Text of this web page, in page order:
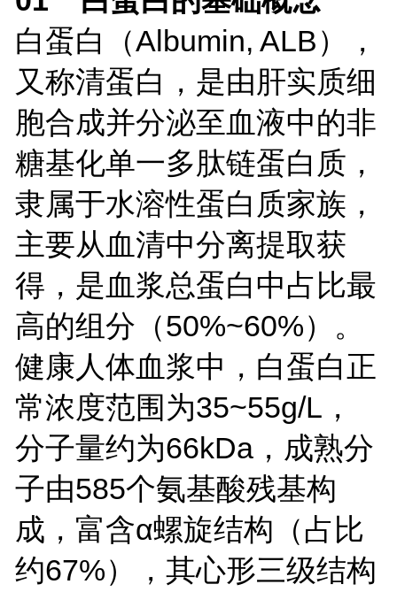
白蛋白（Albumin, ALB），
又称清蛋白，是由肝实质细
胞合成并分泌至血液中的非
糖基化单一多肽链蛋白质，
隶属于水溶性蛋白质家族，
主要从血清中分离提取获
得，是血浆总蛋白中占比最
高的组分（50%~60%）。
健康人体血浆中，白蛋白正
常浓度范围为35~55g/L，
分子量约为66kDa，成熟分
子由585个氨基酸残基构
成，富含α螺旋结构（占比
约67%），其心形三级结构